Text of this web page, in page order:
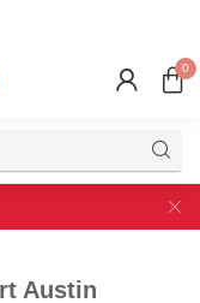
0
Austin